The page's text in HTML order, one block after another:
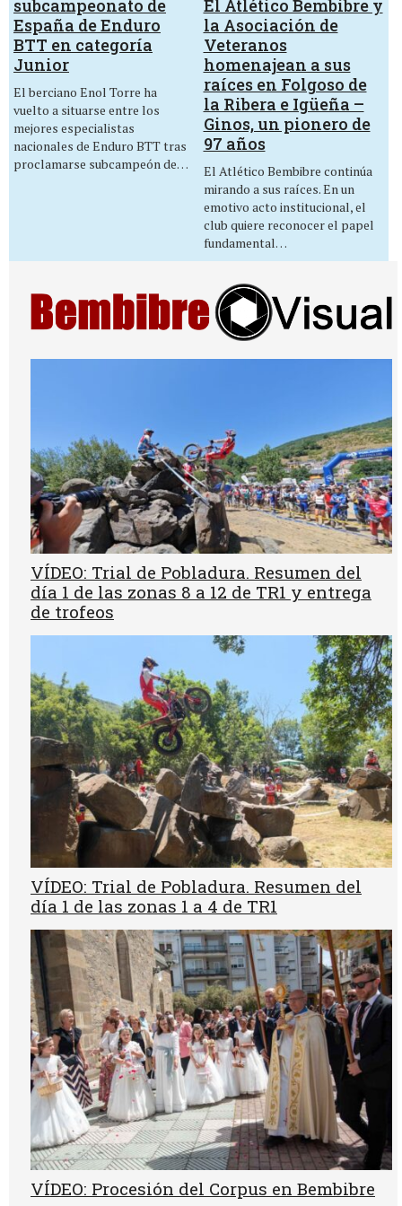
subcampeonato de
España de Enduro
BTT en categoría
Junior
El berciano Enol Torre ha
vuelto a situarse entre los
mejores especialistas
nacionales de Enduro BTT tras
proclamarse subcampeón de…
El Atlético Bembibre y
la Asociación de
Veteranos
homenajean a sus
raíces en Folgoso de
la Ribera e Igüeña –
Ginos, un pionero de
97 años
El Atlético Bembibre continúa
mirando a sus raíces. En un
emotivo acto institucional, el
club quiere reconocer el papel
fundamental…
VÍDEO: Trial de Pobladura. Resumen del
día 1 de las zonas 8 a 12 de TR1 y entrega
de trofeos
VÍDEO: Trial de Pobladura. Resumen del
día 1 de las zonas 1 a 4 de TR1
VÍDEO: Procesión del Corpus en Bembibre